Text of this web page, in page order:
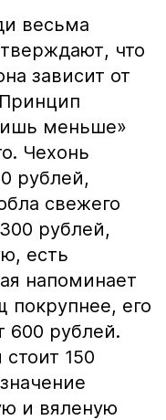
весьма
что
зависит от
меньше»
Чехонь
рублей,
свежего
рублей,
есть
напоминает
его
600 рублей.
150
и вяленую